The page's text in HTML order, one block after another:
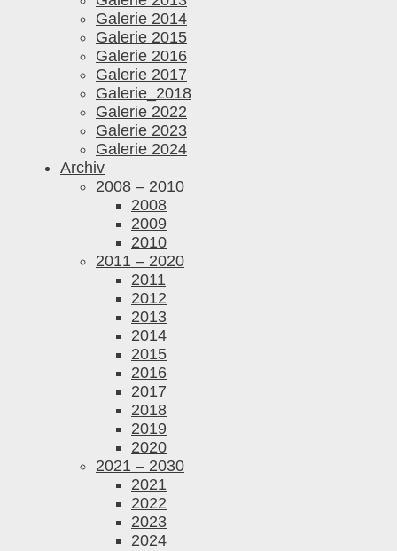
Galerie 2014
Galerie 2015
Galerie 2016
Galerie 2017
Galerie_2018
Galerie 2022
Galerie 2023
Galerie 2024
Archiv
2008 – 2010
2008
2009
2010
2011 – 2020
2011
2012
2013
2014
2015
2016
2017
2018
2019
2020
2021 – 2030
2021
2022
2023
2024